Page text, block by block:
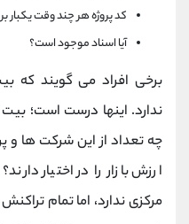
کد پروژه هر چند وقت
آیا اسناد موجود است؟
برخی افراد می گویند که
ندارد. اینها درست است؛ بیت
ارزش بازار را در اختیار
مرکزی ندارد، اما تمام